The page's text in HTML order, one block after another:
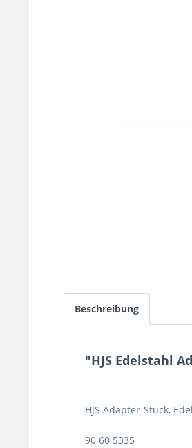
Beschreibung
"HJS Edelstahl
HJS Adapter-Stück,
90 60 5335